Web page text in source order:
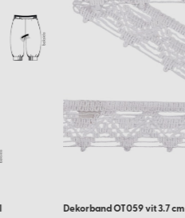
Dekorband OT059 vit 3.7 cm